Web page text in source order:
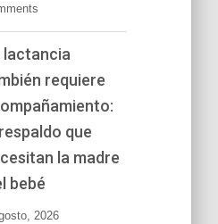
lactancia
requiere
que
la madre
bebé
2026